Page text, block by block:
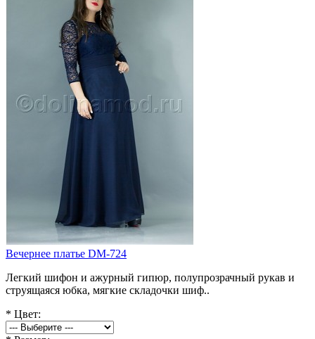
Вечернее платье DM-724
Легкий шифон и ажурный гипюр, полупрозрачный рукав и
струящаяся юбка, мягкие складочки шиф..
* Цвет: